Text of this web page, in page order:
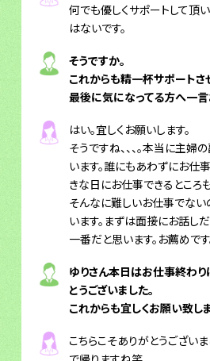
何でも優しくサポートして頂
はないです。
そうですか。
これからも精一杯サポートさ
最後に気になってる方へ一言
はい。宜しくお願いします。
そうですね、、、。本当に主
います。誰にもあわずにお仕
きな日にお仕事できるところ
そんなに難しいお仕事でない
います。まずは面接にお話し
一番だと思います。お薦めです
ゆりさん本日はお仕事終わ
とうございました。
これからも宜しくお願い致しま
こちらこそありがとうござい